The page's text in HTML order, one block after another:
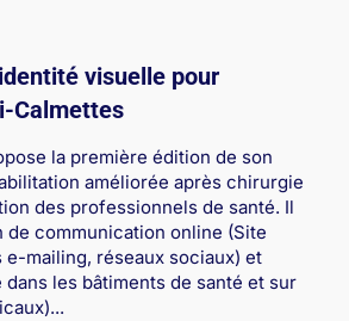
visuelle pour
Calmettes
la première édition de son
améliorée après chirurgie
des professionnels de santé. Il
de communication online (Site
e-mailing, réseaux sociaux) et
les bâtiments de santé et sur